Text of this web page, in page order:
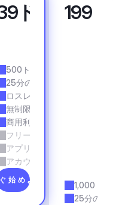
事
ード
ージェンシーの仕事
ロ
ドル
500トラック/月
25分の所要時間
ロスレス品質
無制限のダウンロード
商用利用
フリーランスとエージェン
アプリとサービス
アカウントマネージャーの
始めよう
ビ
ジ
199
1,000ト
25分の所